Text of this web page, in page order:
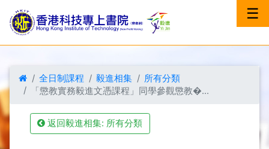
☰
全日制課程 毅進相集
所有分類
「懲教實務毅進文憑課程」同學參觀懲教�...
返回毅進相集: 所有分類